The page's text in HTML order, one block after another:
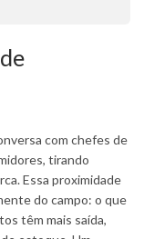
com chefes de
tirando
Essa proximidade
do campo: o que
têm mais saída,